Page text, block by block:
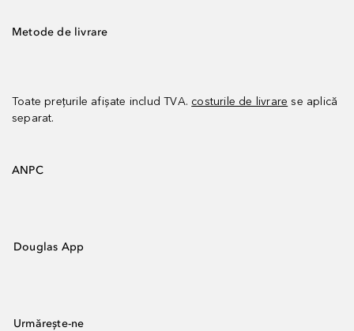
Metode de livrare
Toate prețurile afișate includ TVA. costurile de livrare se aplică
separat.
ANPC
Douglas App
Urmărește-ne